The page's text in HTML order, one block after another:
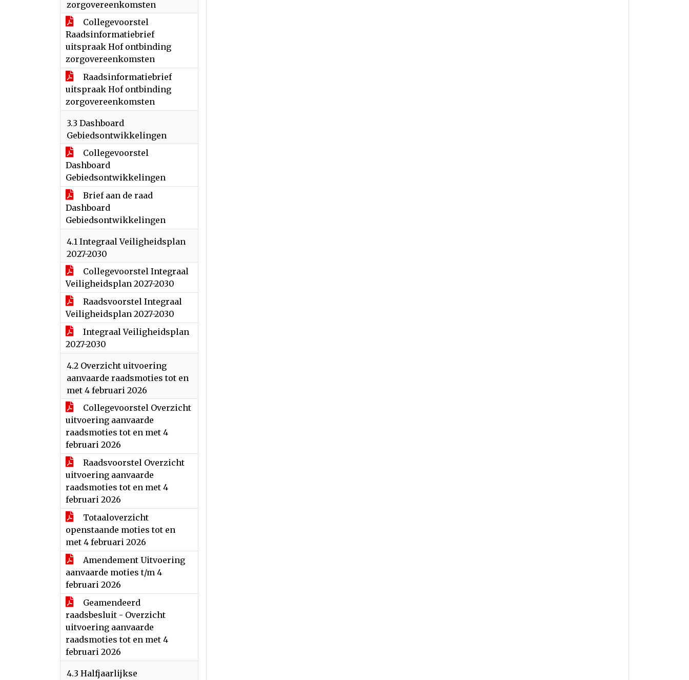
zorgovereenkomsten
Collegevoorstel
Raadsinformatiebrief
uitspraak Hof ontbinding
zorgovereenkomsten
Raadsinformatiebrief
uitspraak Hof ontbinding
zorgovereenkomsten
3.3 Dashboard
Gebiedsontwikkelingen
Collegevoorstel
Dashboard
Gebiedsontwikkelingen
Brief aan de raad
Dashboard
Gebiedsontwikkelingen
4.1 Integraal Veiligheidsplan
2027-2030
Collegevoorstel Integraal
Veiligheidsplan 2027-2030
Raadsvoorstel Integraal
Veiligheidsplan 2027-2030
Integraal Veiligheidsplan
2027-2030
4.2 Overzicht uitvoering
aanvaarde raadsmoties tot en
met 4 februari 2026
Collegevoorstel Overzicht
uitvoering aanvaarde
raadsmoties tot en met 4
februari 2026
Raadsvoorstel Overzicht
uitvoering aanvaarde
raadsmoties tot en met 4
februari 2026
Totaaloverzicht
openstaande moties tot en
met 4 februari 2026
Amendement Uitvoering
aanvaarde moties t/m 4
februari 2026
Geamendeerd
raadsbesluit - Overzicht
uitvoering aanvaarde
raadsmoties tot en met 4
februari 2026
4.3 Halfjaarlijkse